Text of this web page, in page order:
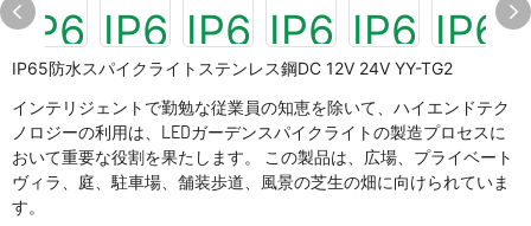
IP65防水スパイクライトステンレス鋼DC 12V 24V YY-TG2
インテリジェントで勤勉な従業員の知恵を除いて、ハイエンドテク
ノロジーの利用は、LEDガーデンスパイクライトの製造プロセスに
おいて重要な役割を果たします。 この製品は、広場、プライベート
ヴィラ、庭、駐車場、舗装歩道、風景の芝生の畑に向けられていま
す。